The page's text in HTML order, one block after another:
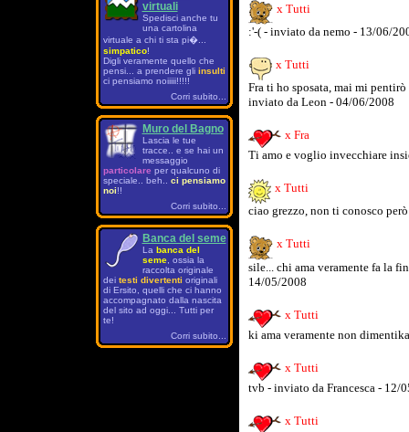
virtuali
Spedisci anche tu
una cartolina
virtuale a chi ti sta pi�...
simpatico!
Digli veramente quello che
pensi... a prendere gli insulti
ci pensiamo noiiiii!!!!!
Corri subito...
Muro del Bagno
Lascia le tue
tracce.. e se hai un
messaggio
particolare per qualcuno di
speciale.. beh.. ci pensiamo
noi!!
Corri subito...
Banca del seme
La banca del
seme, ossia la
raccolta originale
dei testi divertenti originali
di Ersito, quelli che ci hanno
accompagnato dalla nascita
del sito ad oggi... Tutti per
te!
Corri subito...
x Tutti
:'-( - inviato da nemo - 13/06/
x Tutti
Fra ti ho sposata, mai mi
inviato da Leon - 04/06/2008
x Fra
Ti amo e voglio invecchiare
x Tutti
ciao grezzo, non ti conosco
x Tutti
sile... chi ama veramente fa la
14/05/2008
x Tutti
ki ama veramente non
x Tutti
tvb - inviato da Francesca - 12/
x Tutti